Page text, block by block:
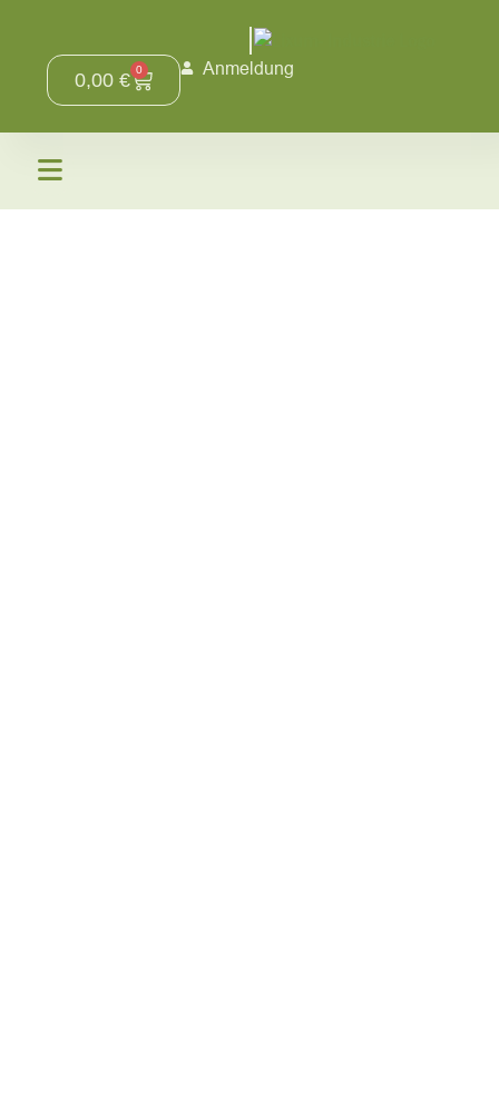
0,00€ 0 Anmeldung